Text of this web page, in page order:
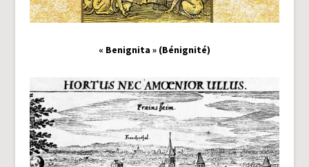
« Benignita » (Bénignité)